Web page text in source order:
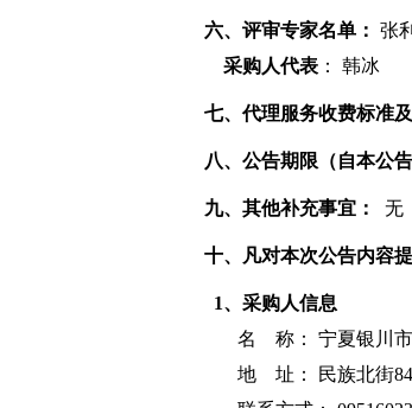
六、评审专家名单： 张
采购人代表 ： 韩冰
七、代理服务收费标准及
八、公告期限（自本公
九、其他补充事宜： 无
十、凡对本次公告内容
1、采购人信息
名 称： 宁夏银川
地 址： 民族北街